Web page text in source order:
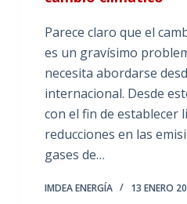
Parece claro que el
es un gravísimo
necesita abordarse
internacional. Desde
con el fin de establecer
reducciones en las
gases de…
IMDEA ENERGÍA 13 ENERO